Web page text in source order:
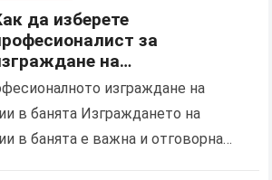
да изберете
за
на
и подмяна
на осветлението в баня
изграждане на
в банята Изграждането на
в банята е важна и отговорна